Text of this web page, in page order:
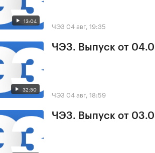
13:04 ЧЭЗ 04 авг, 19:35
32:50
ЧЭЗ. Выпуск от
ЧЭЗ 04 авг, 18:59
ЧЭЗ. Выпуск от